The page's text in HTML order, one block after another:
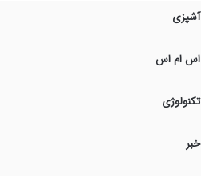
آشپزی
اس ام اس
تکنولوژی
خبر